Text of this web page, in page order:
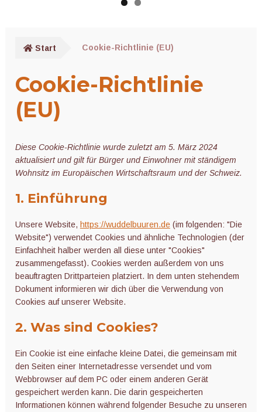
Werkzeuge
öffnen
Ernte und Lagerung
Bücher und Kalender
Nützliches Zubehör
Microgreens
Start Cookie-Richtlinie (EU)
Cookie-Richtlinie
(EU)
Diese Cookie-Richtlinie wurde zuletzt am 5. März 2024
aktualisiert und gilt für Bürger und Einwohner mit ständigem
Wohnsitz im Europäischen Wirtschaftsraum und der Schweiz.
1. Einführung
Unsere Website, https://wuddelbuuren.de(im folgenden: "Die
Website") verwendet Cookies und ähnliche Technologien (der
Einfachheit halber werden all diese unter "Cookies"
zusammengefasst). Cookies werden außerdem von uns
beauftragten Drittparteien platziert. In dem unten stehendem
Dokument informieren wir dich über die Verwendung von
Cookies auf unserer Website.
2. Was sind Cookies?
Ein Cookie ist eine einfache kleine Datei, die gemeinsam mit
den Seiten einer Internetadresse versendet und vom
Webbrowser auf dem PC oder einem anderen Gerät
gespeichert werden kann. Die darin gespeicherten
Informationen können während folgender Besuche zu unseren